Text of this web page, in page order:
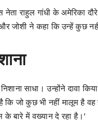
नेता राहुल गांधी के अमेरिका
और जोशी ने कहा कि उन्हें कुछ
साधा। उन्होंने दावा
कि जो कुछ भी नहीं मालूम है
बारे में वख्यान दे रहा है।’